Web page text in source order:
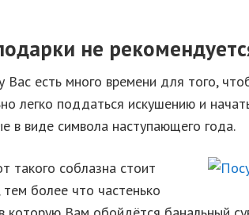
не
Вас есть много времени для того,
легко поддаться искушению и
в виде символа наступающего года.
такого соблазна стоит
тем более что частенько